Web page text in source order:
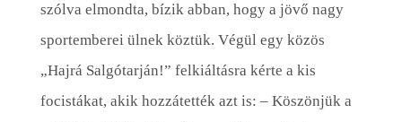
szólva elmondta, bízik abban, hogy a jövő nagy
sportemberei ülnek köztük. Végül egy közös
„Hajrá Salgótarján!” felkiáltásra kérte a kis
focistákat, akik hozzátették azt is: – Köszönjük a